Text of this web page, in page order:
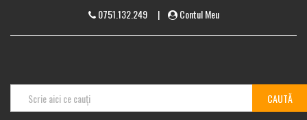
0751.132.249| Contul Meu